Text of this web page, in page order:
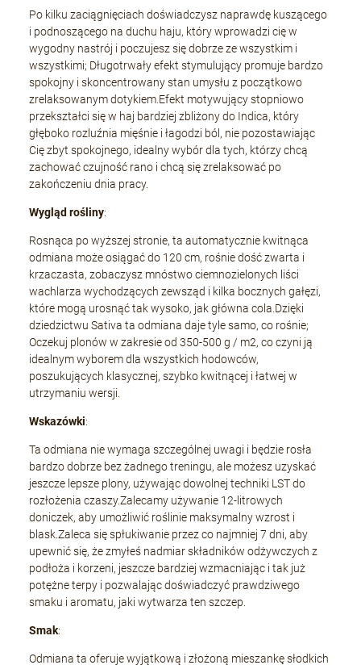
Po kilku zaciągnięciach doświadczysz naprawdę kuszącego
i podnoszącego na duchu haju, który wprowadzi cię w
wygodny nastrój i poczujesz się dobrze ze wszystkim i
wszystkimi; Długotrwały efekt stymulujący promuje bardzo
spokojny i skoncentrowany stan umysłu z początkowo
zrelaksowanym dotykiem.Efekt motywujący stopniowo
przekształci się w haj bardziej zbliżony do Indica, który
głęboko rozluźnia mięśnie i łagodzi ból, nie pozostawiając
Cię zbyt spokojnego, idealny wybór dla tych, którzy chcą
zachować czujność rano i chcą się zrelaksować po
zakończeniu dnia pracy.
Wygląd rośliny:
Rosnąca po wyższej stronie, ta automatycznie kwitnąca
odmiana może osiągać do 120 cm, rośnie dość zwarta i
krzaczasta, zobaczysz mnóstwo ciemnozielonych liści
wachlarza wychodzących zewsząd i kilka bocznych gałęzi,
które mogą urosnąć tak wysoko, jak główna cola.Dzięki
dziedzictwu Sativa ta odmiana daje tyle samo, co rośnie;
Oczekuj plonów w zakresie od 350-500 g / m2, co czyni ją
idealnym wyborem dla wszystkich hodowców,
poszukujących klasycznej, szybko kwitnącej i łatwej w
utrzymaniu wersji.
Wskazówki:
Ta odmiana nie wymaga szczególnej uwagi i będzie rosła
bardzo dobrze bez żadnego treningu, ale możesz uzyskać
jeszcze lepsze plony, używając dowolnej techniki LST do
rozłożenia czaszy.Zalecamy używanie 12-litrowych
doniczek, aby umożliwić roślinie maksymalny wzrost i
blask.Zaleca się spłukiwanie przez co najmniej 7 dni, aby
upewnić się, że zmyłeś nadmiar składników odżywczych z
podłoża i korzeni, jeszcze bardziej wzmacniając i tak już
potężne terpy i pozwalając doświadczyć prawdziwego
smaku i aromatu, jaki wytwarza ten szczep.
Smak:
Odmiana ta oferuje wyjątkową i złożoną mieszankę słodkich